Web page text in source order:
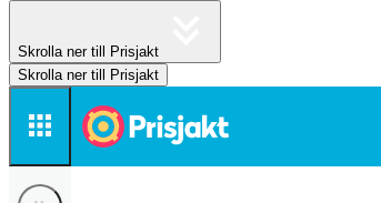
Skrolla ner till Prisjakt
Skrolla ner till Prisjakt